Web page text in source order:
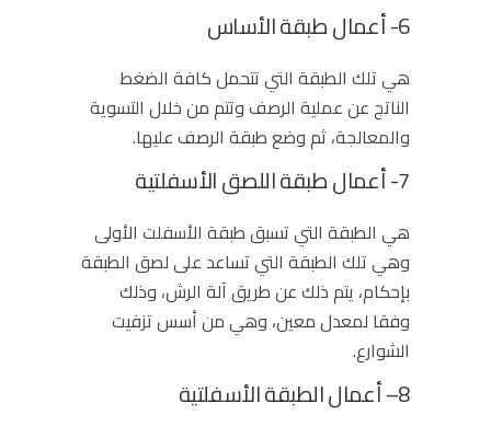
6- أعمال طبقة الأساس
هي تلك الطبقة التي تتحمل كافة الضغط
الناتج عن عملية الرصف وتتم من خلال التسوية
والمعالجة، ثم وضع طبقة الرصف عليها.
7- أعمال طبقة اللصق الأسفلتية
هي الطبقة التي تسبق طبقة الأسفلت الأولى
وهي تلك الطبقة التي تساعد على لصق الطبقة
بإحكام، يتم ذلك عن طريق آلة الرش، وذلك
وفقا لمعدل معين، وهي من أسستزفيت
الشوارع.
8– أعمال الطبقة الأسفلتية